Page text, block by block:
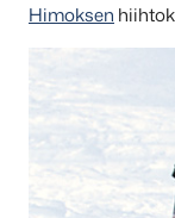
Himoksen